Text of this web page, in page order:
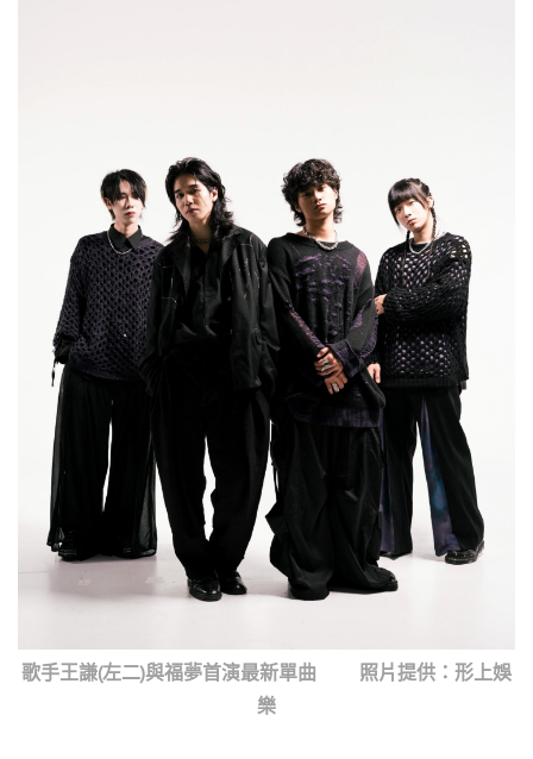
歌手王謙(左二)與福夢首演最新單曲 照片提供：形上娛
樂